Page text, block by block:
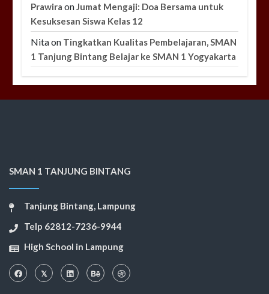
Prawira onJumat Mengaji: Doa Bersama untuk
Kesuksesan Siswa Kelas 12
Nitaon Tingkatkan Kualitas Pembelajaran, SMAN
1 Tanjung Bintang Belajar ke SMAN 1 Yogyakarta
SMAN 1 TANJUNG BINTANG
Tanjung Bintang, Lampung
Telp 62812-7236-9944
High School in Lampung